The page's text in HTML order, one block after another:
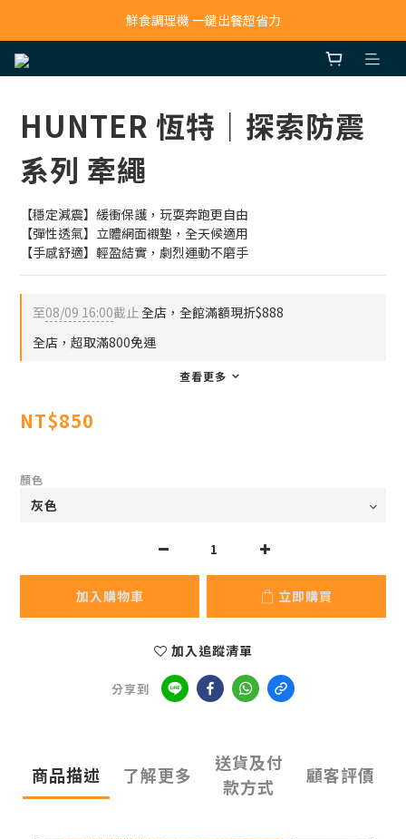
寵物吸毛機 吸毛清淨抗敏一次搞定
鮮食調理機 一鍵出餐超省力
HUNTER 恆特｜探索防震
系列 牽繩
【穩定減震】緩衝保護，玩耍奔跑更自由
【彈性透氣】立體網面襯墊，全天候適用
【手感舒適】輕盈結實，劇烈運動不磨手
至08/09 16:00截止全店，全館滿額現折$888
全店，超取滿800免運
查看更多
NT$850
顏色
加入購物車 立即購買
加入追蹤清單
分享到
商品描述 了解更多
送貨及付
款方式
顧客評價